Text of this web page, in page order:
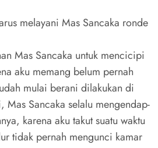
melayani Mas Sancaka ronde
Mas Sancaka untuk mencicipi
aku memang belum pernah
mulai berani dilakukan di
Sancaka selalu mengendap-
karena aku takut suatu waktu
tidak pernah mengunci kamar